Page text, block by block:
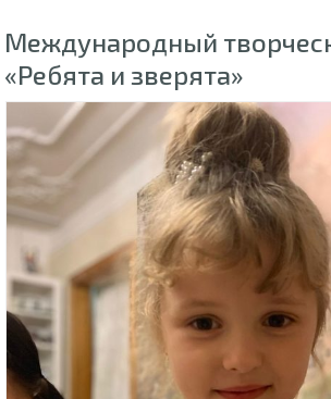
Международный
«Ребята и зверята»